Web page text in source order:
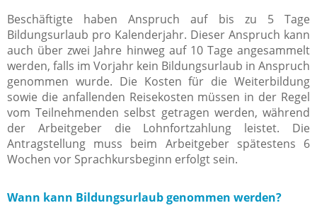
Beschäftigte haben Anspruch auf bis zu 5 Tage
Bildungsurlaub pro Kalenderjahr. Dieser Anspruch kann
auch über zwei Jahre hinweg auf 10 Tage angesammelt
werden, falls im Vorjahr kein Bildungsurlaub in Anspruch
genommen wurde. Die Kosten für die Weiterbildung
sowie die anfallenden Reisekosten müssen in der Regel
vom Teilnehmenden selbst getragen werden, während
der Arbeitgeber die Lohnfortzahlung leistet. Die
Antragstellung muss beim Arbeitgeber spätestens 6
Wochen vor Sprachkursbeginn erfolgt sein.
Wann kann Bildungsurlaub genommen werden?